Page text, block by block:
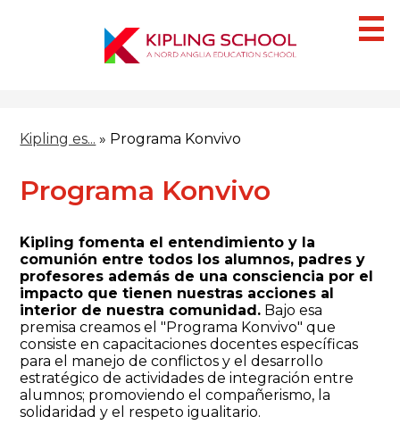
Skip
to
Campus
Secciones
Blog
HACER UNA CITA
Kipling es... » Programa Konvivo
Programa Konvivo
Kipling fomenta el entendimiento y la
comunión entre todos los alumnos, padres y
profesores además de una consciencia por el
impacto que tienen nuestras acciones al
interior de nuestra comunidad. Bajo esa
premisa creamos el "Programa Konvivo" que
consiste en capacitaciones docentes específicas
para el manejo de conflictos y el desarrollo
estratégico de actividades de integración entre
alumnos; promoviendo el compañerismo, la
solidaridad y el respeto igualitario.